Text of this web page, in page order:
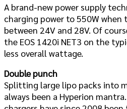
A brand-new power supply
charging power to 550W
between 24V and 28V. Of
the EOS 1420i NET3 on the
less overall wattage.
Double punch
Splitting large lipo packs into
always been a Hyperion